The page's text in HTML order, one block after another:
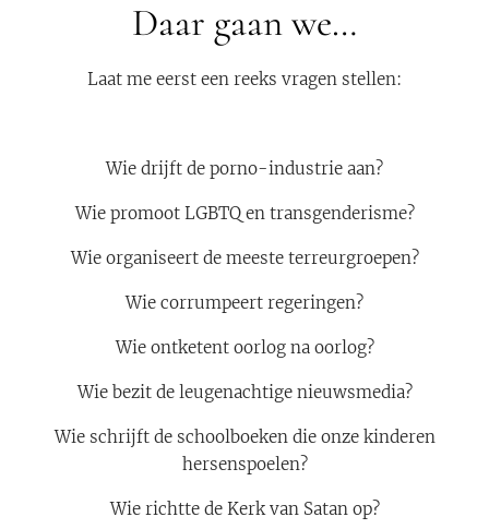
Daar gaan we…
Laat me eerst een reeks vragen stellen:
Wie drijft de porno-industrie aan?
Wie promoot LGBTQ en transgenderisme?
Wie organiseert de meeste terreurgroepen?
Wie corrumpeert regeringen?
Wie ontketent oorlog na oorlog?
Wie bezit de leugenachtige nieuwsmedia?
Wie schrijft de schoolboeken die onze kinderen
hersenspoelen?
Wie richtte de Kerk van Satan op?